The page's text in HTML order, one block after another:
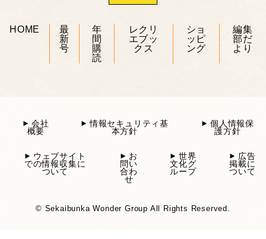
HOME
最
新
号
年
間
購
読
レクリ
エブッ
クス
ショ
ッピ
ング
編集
部だ
より
会社
概要
情報セキュリティ基
本方針
個人情報保
護方針
ウェブサイト
での情報収集に
ついて
お
問い
合わ
せ
世界
文化グ
ループ
広告
掲載に
ついて
© Sekaibunka Wonder Group All Rights Reserved.